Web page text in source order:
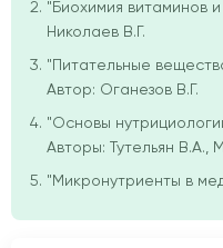
"Биохимия витаминов
Николаев В.Г.
"Питательные
Автор: Оганезов В.Г.
"Основы
Авторы: Тутельян В.А.,
"Микронутриенты в